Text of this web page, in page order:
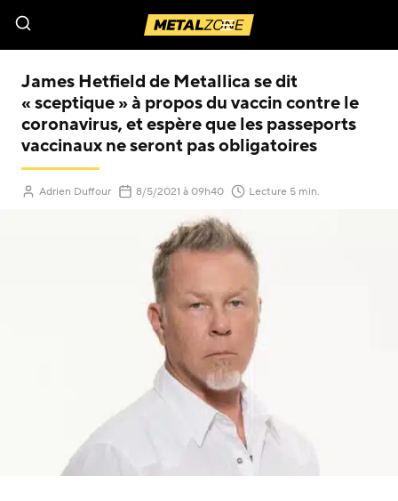
Menu
James Hetfield de Metallica se dit
« sceptique » à propos du vaccin contre le
coronavirus, et espère que les passeports
vaccinaux ne seront pas obligatoires
Adrien Duffour 8/5/2021 (Mis à jour le
à 09h40 Lecture 5 min.